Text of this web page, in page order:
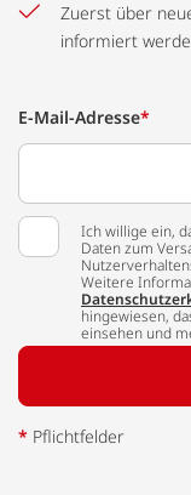
Zuerst über
informiert
E-Mail-Adresse*
Ich willige ein,
Daten zum
Weitere
hingewiesen,
einsehen und
* Pflichtfelder